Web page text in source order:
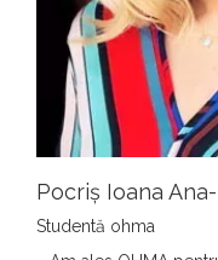
Pocriș Ioana
Studentă ohma